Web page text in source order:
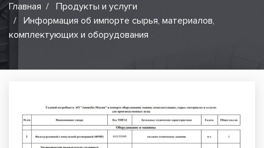
Главная
Продукты и услуги
Информация об импорте сырья, материалов,
комплектующих и оборудования